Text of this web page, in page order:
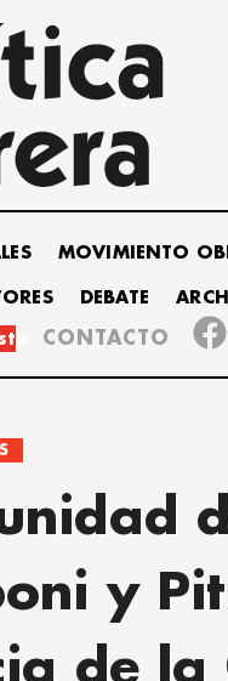
MOVIMIENTO
DEBATE
CONTACTO
y
de la